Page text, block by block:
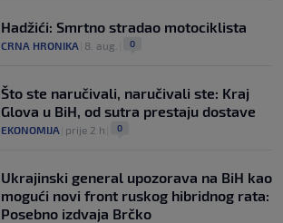
Hadžići: Smrtno stradao motociklista
CRNA HRONIKA 8. aug. 0
Što ste naručivali, naručivali ste: Kraj
Glova u BiH, od sutra prestaju dostave
EKONOMIJA prije 2 h 0
Ukrajinski general upozorava na BiH kao
mogući novi front ruskog hibridnog rata:
Posebno izdvaja Brčko